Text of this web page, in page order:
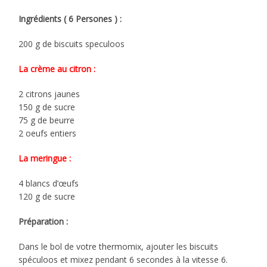
Ingrédients ( 6 Persones ) :
200 g de biscuits speculoos
La crème au citron :
2 citrons jaunes
150 g de sucre
75 g de beurre
2 oeufs entiers
La meringue :
4 blancs d’œufs
120 g de sucre
Préparation :
Dans le bol de votre thermomix, ajouter les biscuits
spéculoos et mixez pendant 6 secondes à la vitesse 6.